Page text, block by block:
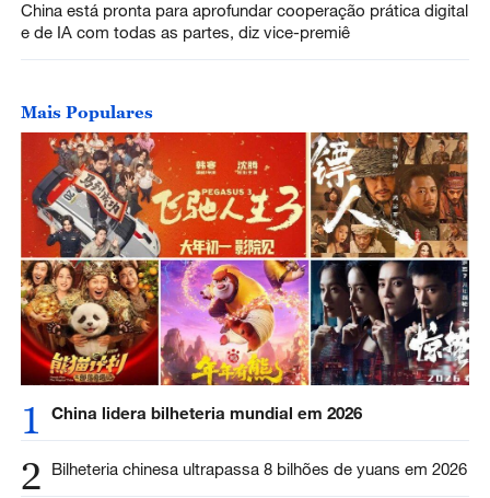
China está pronta para aprofundar cooperação prática digital
e de IA com todas as partes, diz vice-premiê
Mais Populares
1 China lidera bilheteria mundial em 2026
2 Bilheteria chinesa ultrapassa 8 bilhões de yuans em 2026